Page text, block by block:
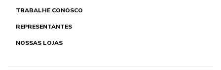
TRABALHE CONOSCO
REPRESENTANTES
NOSSAS LOJAS